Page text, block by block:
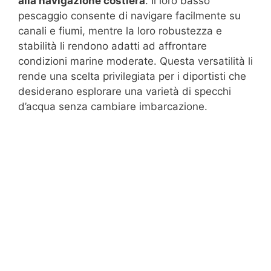
pescaggio consente di navigare facilmente su
canali e fiumi, mentre la loro robustezza e
stabilità li rendono adatti ad affrontare
condizioni marine moderate. Questa versatilità li
rende una scelta privilegiata per i diportisti che
desiderano esplorare una varietà di specchi
d’acqua senza cambiare imbarcazione.